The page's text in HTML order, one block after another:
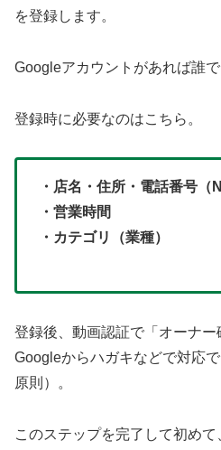
を登録します。
Googleアカウントがあれば誰
登録時に必要なのはこちら。
・店名・住所・電話番号（
・営業時間
・カテゴリ（業種）
登録後、動画認証で「オーナ
Googleからハガキなどで対応
原則）。
このステップを完了して初め